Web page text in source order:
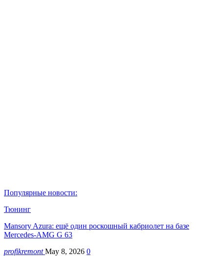
Популярные новости:
Тюнинг
Mansory Azura: ещё один роскошный кабриолет на базе
Mercedes-AMG G 63
profikremontMay 8, 2026 0